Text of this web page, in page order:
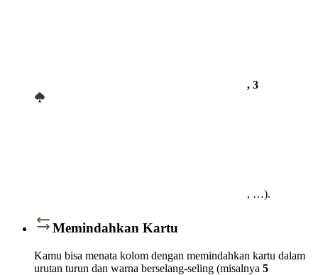
, 3
, …).
Memindahkan Kartu
Kamu bisa menata kolom dengan memindahkan kartu dalam
urutan turun dan warna berselang-seling (misalnya 5